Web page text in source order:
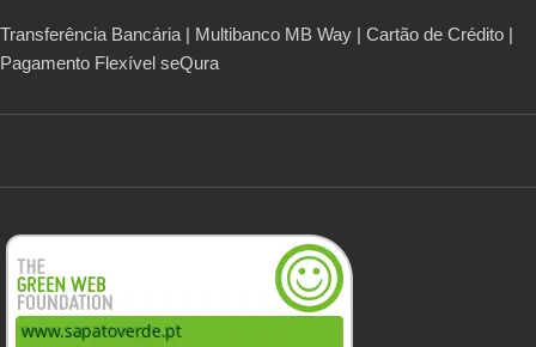
Transferência Bancária | Multibanco MB Way | Cartão de Crédito |
Pagamento Flexível seQura